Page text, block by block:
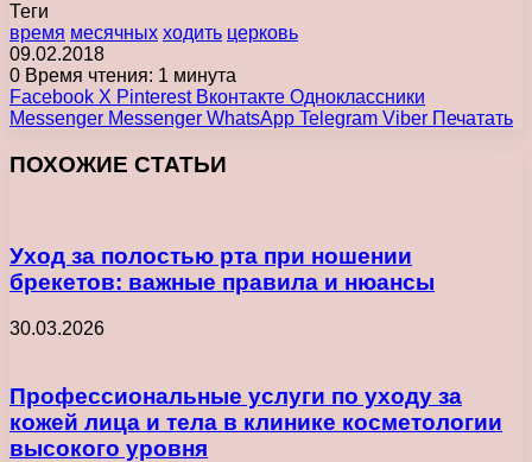
Теги
время месячных ходить церковь
09.02.2018
0 Время чтения: 1 минута
Facebook X Pinterest Вконтакте Одноклассники
Messenger Messenger WhatsApp Telegram Viber Печатать
ПОХОЖИЕ СТАТЬИ
Уход за полостью рта при ношении
брекетов: важные правила и нюансы
30.03.2026
Профессиональные услуги по уходу за
кожей лица и тела в клинике косметологии
высокого уровня